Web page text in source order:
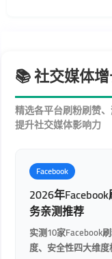
📚 社交媒体
精选各平台刷粉刷赞
提升社交媒体影响力
Facebook
2026年
务亲测推荐
实测10家Facebook
度、安全性四大维度